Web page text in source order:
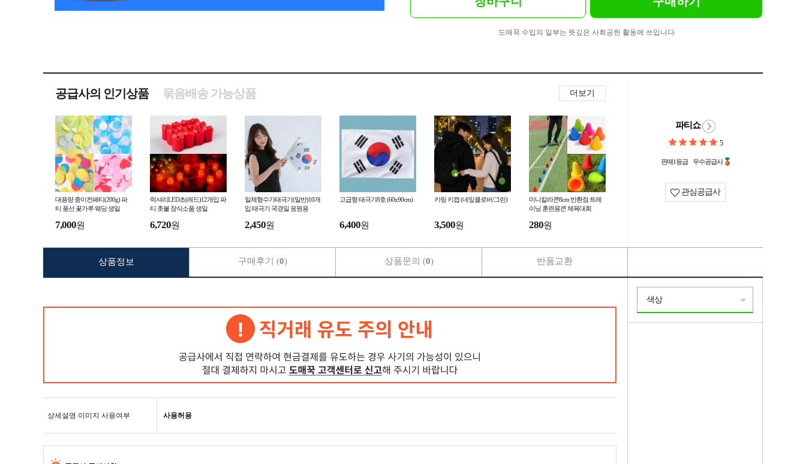
도매꾹 수입의 일부는 뜻깊은 사회공헌 활동에 쓰입니다
공급사의 인기상품 더보기
묶음배송 가능상품
대용량 종이컨페티(200g) 파
티 풍선 꽃가루 웨딩 생일
7,000원
럭셔리LED초(레드)12개입 파
티 촛불 장식소품 생일
6,720원
일체형수기태극기(일반)10개
입 태극기 국경일 응원용
2,450원
고급형 태극기8호 (60x90cm)
6,400원
키링 키캡 (네잎클로버/그린)
3,500원
미니칼라콘8cm 반환점 트레
이닝 훈련용콘 체육대회
280원
파티쇼
5
판매1등급 우수공급사
관심공급사
상세설명 이미지 사용여부 사용허용
상품정보 구매후기 (0) 상품문의 (0) 반품교환
색상